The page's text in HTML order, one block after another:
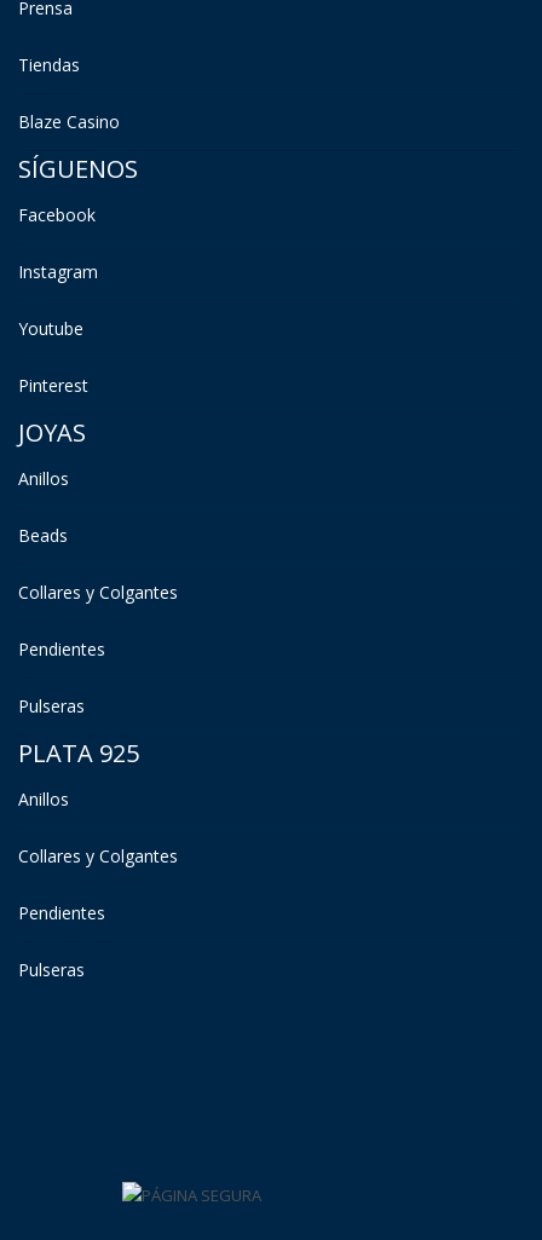
Prensa
Tiendas
Blaze Casino
SÍGUENOS
Facebook
Instagram
Youtube
Pinterest
JOYAS
Anillos
Beads
Collares y Colgantes
Pendientes
Pulseras
PLATA 925
Anillos
Collares y Colgantes
Pendientes
Pulseras